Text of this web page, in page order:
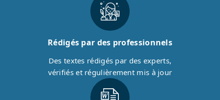
Rédigés par des professionnels
Des textes rédigés par des experts,
vérifiés et régulièrement mis à jour